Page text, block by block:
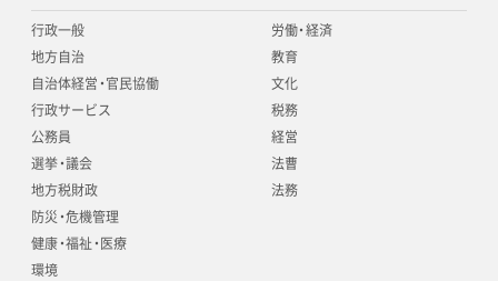
行政一般
地方自治
自治体経営・官民協働
行政サービス
公務員
選挙・議会
地方税財政
防災・危機管理
健康・福祉・医療
環境
労働・経済
教育
文化
税務
経営
法曹
法務